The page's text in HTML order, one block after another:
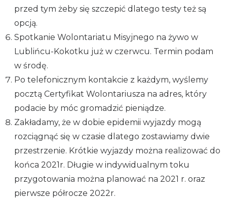
przed tym żeby się szczepić dlatego testy też są
opcją.
Spotkanie Wolontariatu Misyjnego na żywo w
Lublińcu-Kokotku już w czerwcu. Termin podam
w środę.
Po telefonicznym kontakcie z każdym, wyślemy
pocztą Certyfikat Wolontariusza na adres, który
podacie by móc gromadzić pieniądze.
Zakładamy, że w dobie epidemii wyjazdy mogą
rozciągnąć się w czasie dlatego zostawiamy dwie
przestrzenie. Krótkie wyjazdy można realizować do
końca 2021r. Długie w indywidualnym toku
przygotowania można planować na 2021 r. oraz
pierwsze półrocze 2022r.